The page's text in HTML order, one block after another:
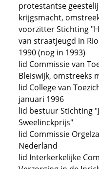
protestantse
krijgsmacht,
voorzitter Stichting
van straatjeugd in
1990 (nog in 1993)
lid Commissie van
Bleiswijk, omstreeks
lid College van
januari 1996
lid bestuur Stichting
Sweelinckprijs"
lid Commissie
Nederland
lid Interkerkelijke